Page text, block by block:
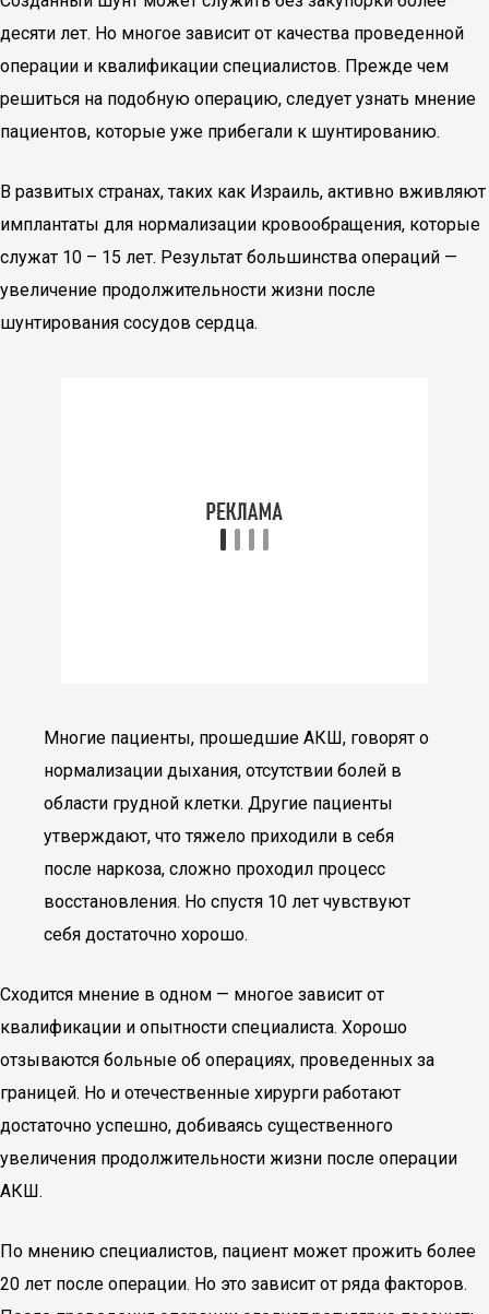
десяти лет. Но многое зависит от качества проведенной
операции и квалификации специалистов. Прежде чем
решиться на подобную операцию, следует узнать мнение
пациентов, которые уже прибегали к шунтированию.
В развитых странах, таких как Израиль, активно вживляют
имплантаты для нормализации кровообращения, которые
служат 10 – 15 лет. Результат большинства операций —
увеличение продолжительности жизни после
шунтирования сосудов сердца.
Многие пациенты, прошедшие АКШ, говорят о
нормализации дыхания, отсутствии болей в
области грудной клетки. Другие пациенты
утверждают, что тяжело приходили в себя
после наркоза, сложно проходил процесс
восстановления. Но спустя 10 лет чувствуют
себя достаточно хорошо.
Сходится мнение в одном — многое зависит от
квалификации и опытности специалиста. Хорошо
отзываются больные об операциях, проведенных за
границей. Но и отечественные хирурги работают
достаточно успешно, добиваясь существенного
увеличения продолжительности жизни после операции
АКШ.
По мнению специалистов, пациент может прожить более
20 лет после операции. Но это зависит от ряда факторов.